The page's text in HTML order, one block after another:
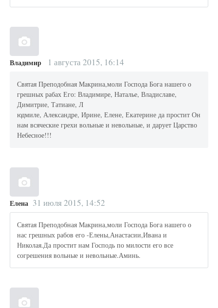
Владимир 1 августа 2015, 16:14
Святая Преподобная Макрина,моли Господа Бога нашего о
грешных рабах Его: Владимире, Наталье, Владиславе,
Димитрие, Татиане, Л
юдмиле, Александре, Ирине, Елене, Екатерине да простит Он
нам всяческие грехи вольные и невольные, и дарует Царство
Небесное!!!
Елена 31 июля 2015, 14:52
Святая Преподобная Макрина,моли Господа Бога нашего о
нас грешных рабов его -Елены,Анастасии,Ивана и
Николая.Да простит нам Господь по милости его все
согрешения вольные и невольные.Аминь.